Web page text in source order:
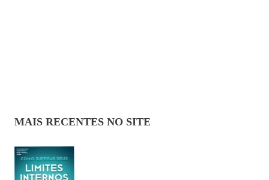
MAIS RECENTES NO SITE